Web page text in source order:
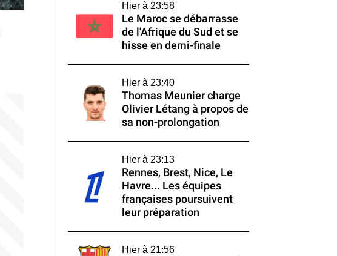
Hier à 23:58
Le Maroc se débarrasse
de l'Afrique du Sud et se
hisse en demi-finale
Hier à 23:40
Thomas Meunier charge
Olivier Létang à propos de
sa non-prolongation
Hier à 23:13
Rennes, Brest, Nice, Le
Havre... Les équipes
françaises poursuivent
leur préparation
Hier à 21:56